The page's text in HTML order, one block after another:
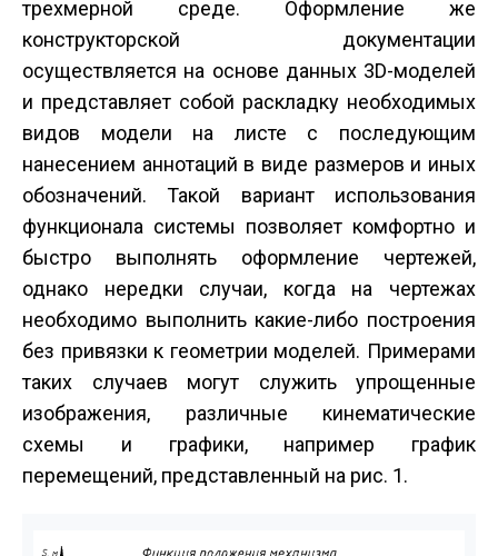
трехмерной среде. Оформление же
конструкторской документации
осуществляется на основе данных 3D-моделей
и представляет собой раскладку необходимых
видов модели на листе с последующим
нанесением аннотаций в виде размеров и иных
обозначений. Такой вариант использования
функционала системы позволяет комфортно и
быстро выполнять оформление чертежей,
однако нередки случаи, когда на чертежах
необходимо выполнить какие-либо построения
без привязки к геометрии моделей. Примерами
таких случаев могут служить упрощенные
изображения, различные кинематические
схемы и графики, например график
перемещений, представленный на рис. 1.